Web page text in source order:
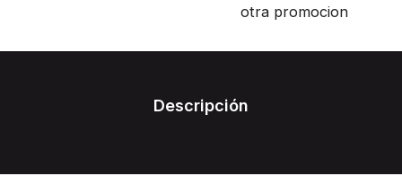
otra promocion
Descripción